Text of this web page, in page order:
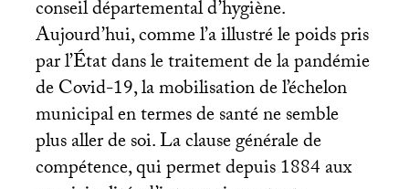
conseil départemental d’hygiène.
Aujourd’hui, comme l’a illustré le poids pris
par l’État dans le traitement de la pandémie
de Covid-19, la mobilisation de l’échelon
municipal en termes de santé ne semble
plus aller de soi. La clause générale de
compétence, qui permet depuis 1884 aux